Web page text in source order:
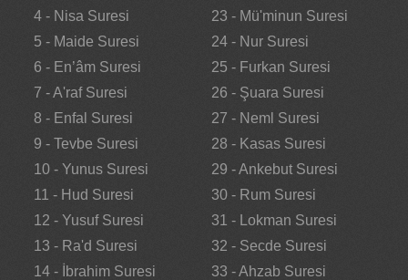
4 - Nisa Suresi
5 - Maide Suresi
6 - En’âm Suresi
7 - A'raf Suresi
8 - Enfal Suresi
9 - Tevbe Suresi
10 - Yunus Suresi
11 - Hud Suresi
12 - Yusuf Suresi
13 - Ra'd Suresi
14 - İbrahim Suresi
23 - Mü'minun Suresi
24 - Nur Suresi
25 - Furkan Suresi
26 - Şuara Suresi
27 - Neml Suresi
28 - Kasas Suresi
29 - Ankebut Suresi
30 - Rum Suresi
31 - Lokman Suresi
32 - Secde Suresi
33 - Ahzab Suresi